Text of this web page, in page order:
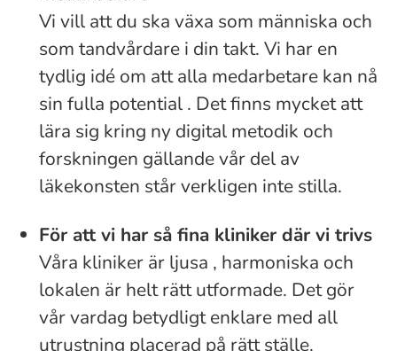
Vi vill att du ska växa som människa och
som tandvårdare i din takt. Vi har en
tydlig idé om att alla medarbetare kan nå
sin fulla potential . Det finns mycket att
lära sig kring ny digital metodik och
forskningen gällande vår del av
läkekonsten står verkligen inte stilla.
För att vi har så fina kliniker där vi trivs
Våra kliniker är ljusa , harmoniska och
lokalen är helt rätt utformade. Det gör
vår vardag betydligt enklare med all
utrustning placerad på rätt ställe.